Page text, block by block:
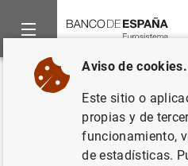
Inicio Noticias y eventos
Volver
Financiación del
(enero de 2024)
Aviso de cookies.
Este sitio o
propias y de
funcionamiento,
de estadísticas.